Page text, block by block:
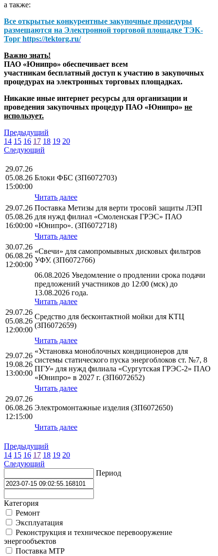
а также:
Все открытые конкурентные закупочные процедуры
размещаются на Электронной торговой площадке ТЭК-
Торг https://tektorg.ru/
Важно знать!
ПАО «Юнипро» обеспечивает всем
участникам бесплатный доступ к участию в закупочных
процедурах на электронных торговых площадках.
Никакие иные интернет ресурсы для организации и
проведения закупочных процедур ПАО «Юнипро» не
использует.
Предыдущий
14 15 16 17 18 19 20
Следующий
29.07.26
05.08.26
15:00:00
Блоки ФБС (ЗП6072703)
Читать далее
29.07.26
05.08.26
16:00:00
Поставка Метизы для верти тросовй защиты ЛЭП
для нужд филиал «Смоленская ГРЭС» ПАО
«Юнипро». (ЗП6072718)
Читать далее
30.07.26
06.08.26
12:00:00
«Свечи» для самопромывных дисковых фильтров
УФУ. (ЗП6072766)
06.08.2026 Уведомление о продлении срока подачи
предложений участников до 12:00 (мск) до
13.08.2026 года.
Читать далее
29.07.26
05.08.26
12:00:00
Средство для бесконтактной мойки для КТЦ
(ЗП6072659)
Читать далее
29.07.26
19.08.26
13:00:00
«Установка моноблочных кондиционеров для
системы статического пуска энергоблоков ст. №7, 8
ПГУ» для нужд филиала «Сургутская ГРЭС-2» ПАО
«Юнипро» в 2027 г. (ЗП6072652)
Читать далее
29.07.26
06.08.26
12:15:00
Электромонтажные изделия (ЗП6072650)
Читать далее
Предыдущий
14 15 16 17 18 19 20
Следующий
Период
Категория
Ремонт
Эксплуатация
Реконструкция и техническое перевооружение
энергообъектов
Поставка МТР